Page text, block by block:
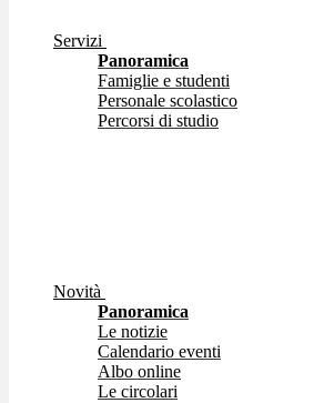
Servizi
Panoramica
Famiglie e studenti
Personale scolastico
Percorsi di studio
Novità
Panoramica
Le notizie
Calendario eventi
Albo online
Le circolari